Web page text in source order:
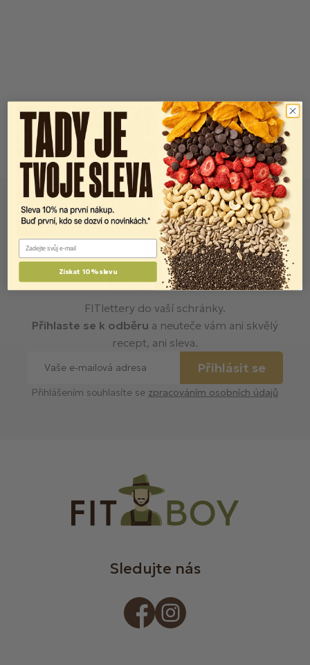
Newsletter
FITlettery do vaší schránky.
Přihlaste se k odběru a neuteče vám ani skvělý
recept, ani sleva.
Přihlásit se
Přihlášením souhlasíte se zpracováním osobních údajů
Sledujte nás
Email
Získat 10% slevu